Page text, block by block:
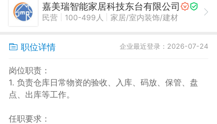
嘉美瑞智能家居科技东台有限公司
民营 100-499人 家居/室内装饰/建材
职位详情 企业最近登录：2026-07-24
岗位职责：
1. 负责仓库日常物资的验收、入库、码放、保管、盘
点、出库等工作。
任职要求：